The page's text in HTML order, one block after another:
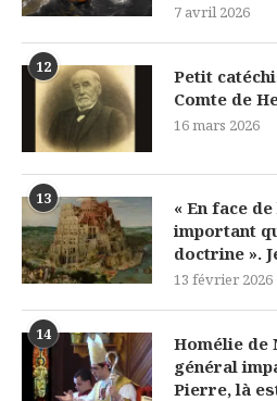
7 avril 2026
12
Petit
Comte de
16 mars 2026
13
« En face
important
doctrine ».
13 février 2026
14
Homélie de
général
Pierre, là